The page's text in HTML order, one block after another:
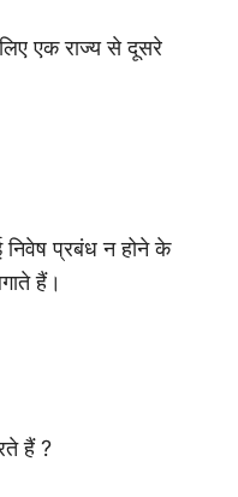
एक राज्य से दूसरे
निवेष प्रबंध न होने के
हैं।
हैं ?